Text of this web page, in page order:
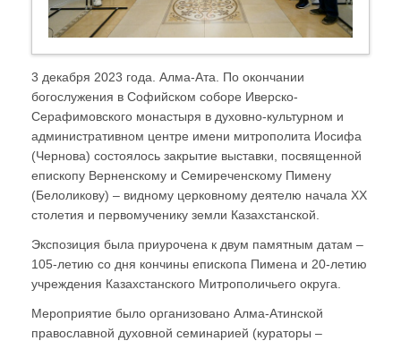
3 декабря 2023 года. Алма-Ата. По окончании
богослужения в Софийском соборе Иверско-
Серафимовского монастыря в духовно-культурном и
административном центре имени митрополита Иосифа
(Чернова) состоялось закрытие выставки, посвященной
епископу Верненскому и Семиреченскому Пимену
(Белоликову) – видному церковному деятелю начала XX
столетия и первомученику земли Казахстанской.
Экспозиция была приурочена к двум памятным датам –
105-летию со дня кончины епископа Пимена и 20-летию
учреждения Казахстанского Митрополичьего округа.
Мероприятие было организовано Алма-Атинской
православной духовной семинарией (кураторы –